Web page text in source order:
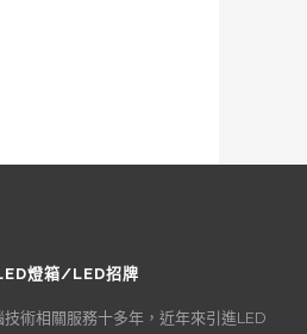
燈箱/LED招牌
術相關服務十多年，近年來引進LED